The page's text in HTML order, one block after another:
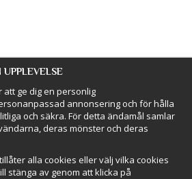
tryggt & säkert - och betalar enkelt med
UPPLEVELSE
ge dig en personlig
annonsering och för hålla
och säkra. För detta ändamål samlar
deras mönster och deras
alla cookies eller välj vilka cookies
stänga av genom att klicka på